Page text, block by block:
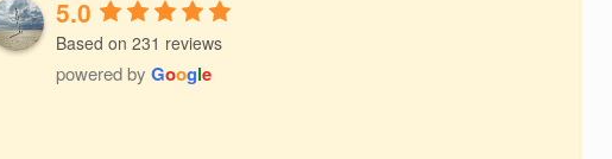
5.0
Based on 231 reviews
powered by Google